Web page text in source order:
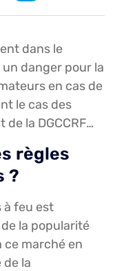
dans le
danger pour la
en cas de
le cas des
la DGCCRF…
règles
?
à feu est
la popularité
ce marché en
de la